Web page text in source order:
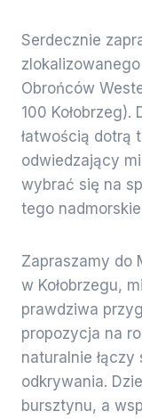
Serdecznie
Obrońców
100 Kołobrzeg).
łatwością dotrą
odwiedzający
wybrać się na
tego
Zapraszamy do
w Kołobrzegu,
prawdziwa
propozycja na
naturalnie
odkrywania.
bursztynu, a